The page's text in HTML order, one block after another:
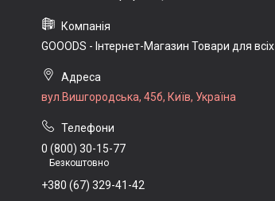
GOOODS - Інтернет-Магазин Товари для всіх
вул.Вишгородська, 45б, Київ, Україна
0 (800) 30-15-77
Безкоштовно
+380 (67) 329-41-42